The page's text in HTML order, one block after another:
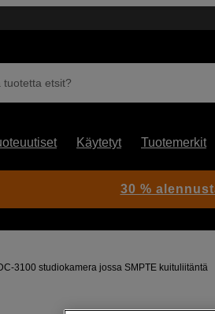
tuotetta etsit?
Käytetyt Tuotemerkit
3100 studiokamera jossa SMPTE kuituliitäntä
30 %